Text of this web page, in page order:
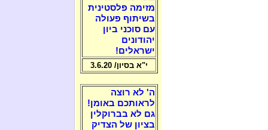
מזימה פלסטינית
בשיתוף פעולה
עם סוכני ביון
יהודונים
ישראלים!
י"א בסיון/ 3.6.20
ה' לא רוצה
לראותכם באומן!
גם לא בברוקלין
בציון של הצדיק